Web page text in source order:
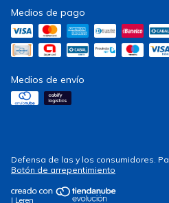
Medios de pago
Medios de envío
Defensa de las y los consumidores.
Botón de arrepentimiento
| Leren